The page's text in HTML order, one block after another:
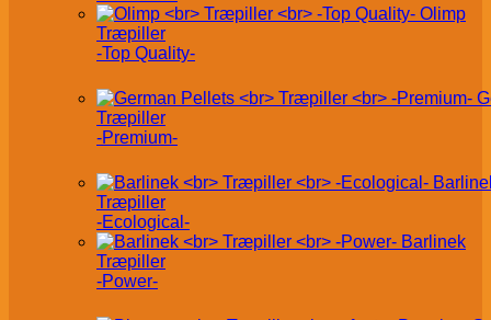
Olimp
Træpiller
-Top Quality-
Træpiller
-Premium-
Træpiller
-Ecological-
Barlinek
Træpiller
-Power-